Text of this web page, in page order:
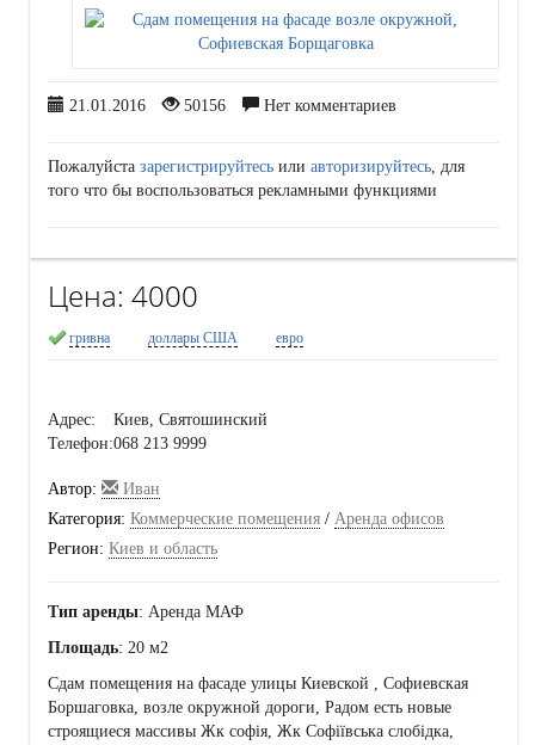
21.01.2016 50156 Нет комментариев
Пожалуйста зарегистрируйтесь или авторизируйтесь, для
того что бы воспользоваться рекламными функциями
Цена: 4000
гривна доллары США евро
Адрес:
Киев, Святошинский
Телефон:068 213 9999
Автор:
Иван
Категория: Коммерческие помещения / Аренда офисов
Регион: Киев и область
Тип аренды: Аренда МАФ
Площадь: 20 м2
Сдам помещения на фасаде улицы Киевской , Софиевская
Боршаговка, возле окружной дороги, Радом есть новые
строящиеся массивы Жк софія, Жк Софіївська слобідка,